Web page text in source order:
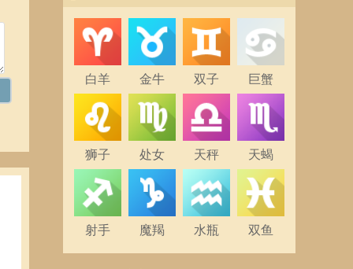
白羊 金牛 双子 巨蟹
狮子 处女 天秤 天蝎
射手 魔羯 水瓶 双鱼